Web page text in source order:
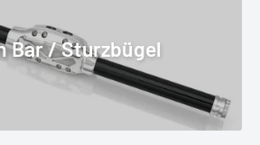
Bar / Sturzbügel